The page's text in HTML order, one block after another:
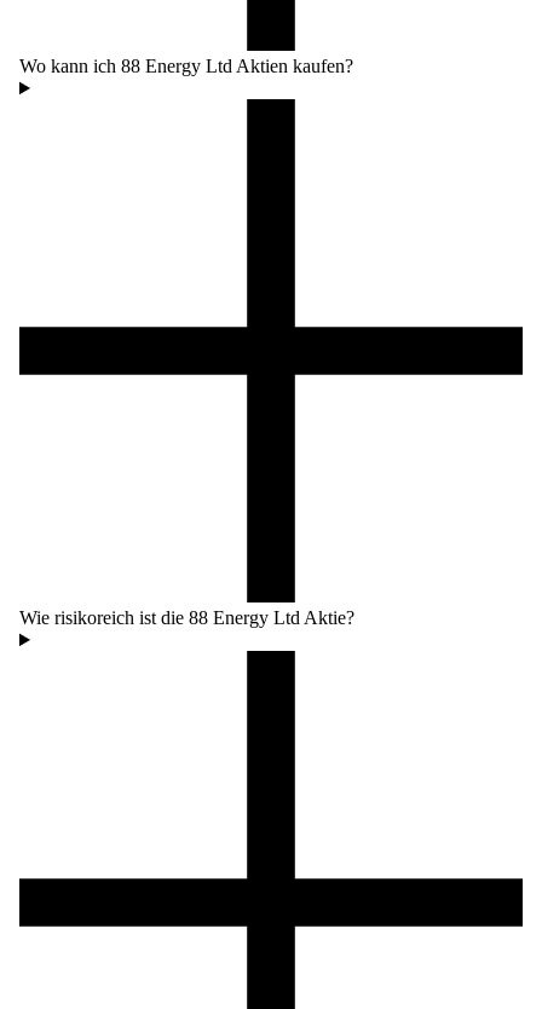
Wo kann ich 88 Energy Ltd Aktien kaufen?
Wie risikoreich ist die 88 Energy Ltd Aktie?